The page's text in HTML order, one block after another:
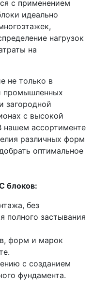
с применением
идеально
нагрузок
на
не только в
промышленных
загородной
с высокой
нашем ассортименте
различных форм
оптимальное
блоков:
без
полного застывания
форм и марок
с созданием
фундамента.